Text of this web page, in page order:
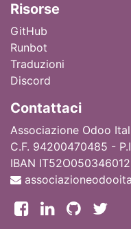
Risorse
GitHub
Runbot
Traduzioni
Discord
Contattaci
Associazione Odoo
C.F. 94200470485 -
IBAN